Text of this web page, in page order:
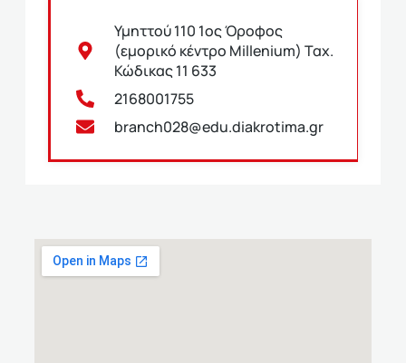
Υμηττού 110 1ος Όροφος
(εμορικό κέντρο Millenium) Ταχ.
Κώδικας 11 633
2168001755
branch028@edu.diakrotima.gr